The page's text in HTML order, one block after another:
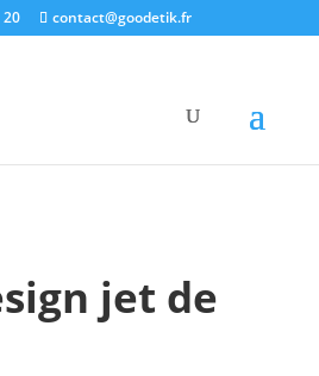
20 contact@goodetik.fr
Ecriture & Stylos/ Stylo
jet de